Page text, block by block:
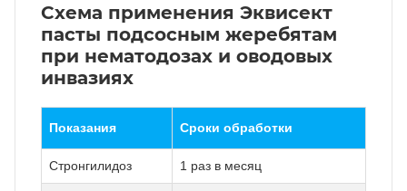
Схема применения Эквисект
пасты подсосным жеребятам
при нематодозах и оводовых
инвазиях
Показания Сроки обработки
Стронгилидоз 1 раз в месяц